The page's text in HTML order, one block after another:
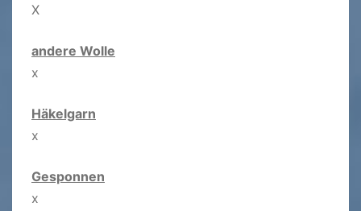
X
andere Wolle
x
Häkelgarn
x
Gesponnen
x